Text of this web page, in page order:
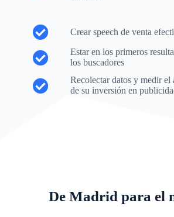
Crear speech de venta
Estar en los primeros
los buscadores
Recolectar datos y medir el
de su inversión en
De Madrid para el